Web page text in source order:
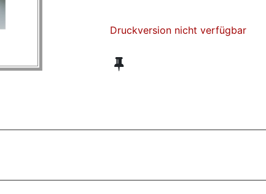
Druckversion nicht verfügbar
BROSCHÜREN